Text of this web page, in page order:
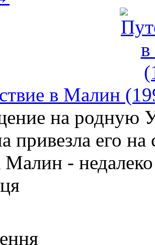
в Малин
на родную
привезла его
Малин -